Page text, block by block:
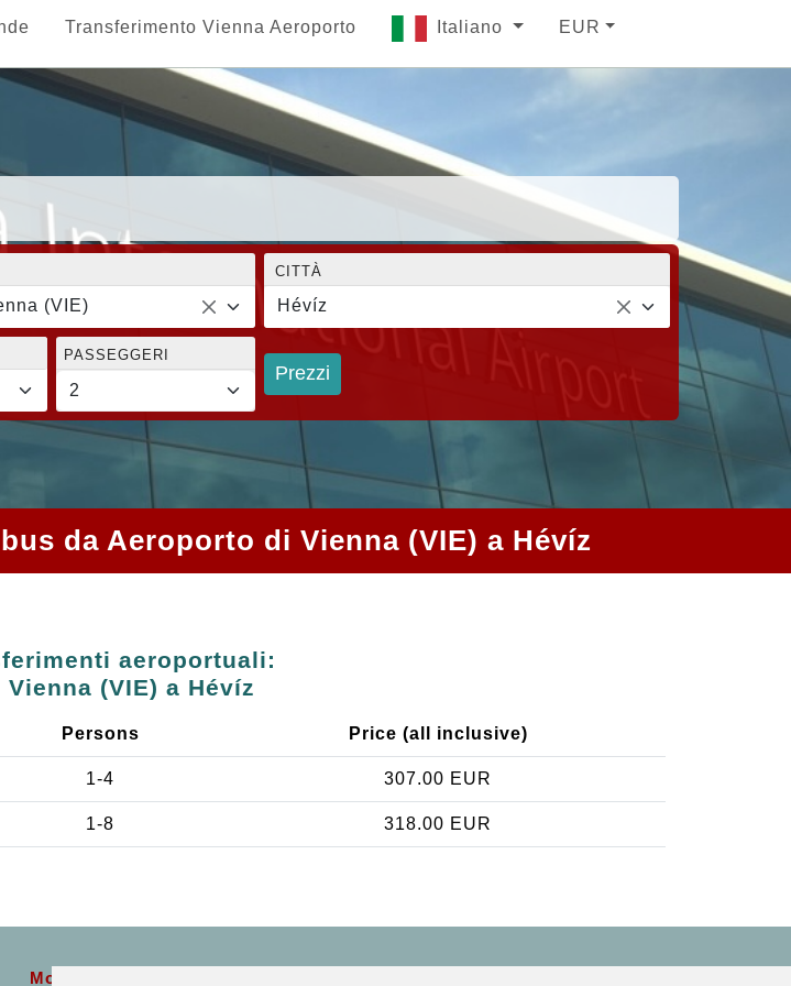
Transferimento Vienna Aeroporto Italiano EUR
(VIE)
CITTÀ
Hévíz
PASSEGGERI
Prezzi
da Aeroporto di Vienna (VIE) a Hévíz
aeroportuali:
(VIE) a Hévíz
Persons Price (all inclusive)
1-4 307.00 EUR
1-8 318.00 EUR
More